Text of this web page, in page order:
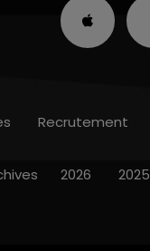
Recrutement
2026 2025